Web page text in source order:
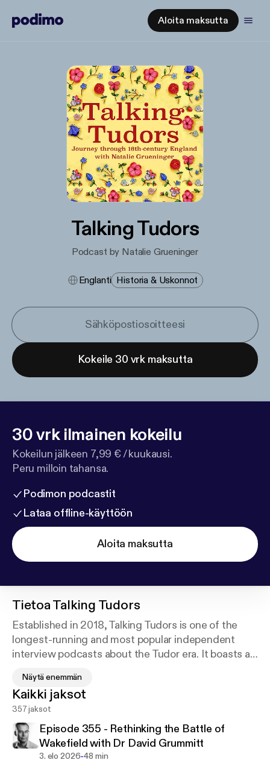
Aloita maksutta
Talking Tudors
Podcast by Natalie Grueninger
Englanti Historia & Uskonnot
Kokeile 30 vrk maksutta
30 vrk ilmainen kokeilu
Kokeilun jälkeen 7,99 € / kuukausi.
Peru milloin tahansa.
Podimon podcastit
Lataa offline-käyttöön
Aloita maksutta
TietoaTalking Tudors
Established in 2018, Talking Tudors is one of the
longest-running and most popular independent
interview podcasts about the Tudor era. It boasts an
in excess of 4 million times. In each episode, creator
and host Natalie Grueninger speaks with esteemed
historians and other experts about a wide range of
subjects associated with Tudor England. Listen on
Apple Podcasts, Spotify, the Podbean app, or
wherever you get your podcasts.
Näytä enemmän
Kaikki jaksot
357 jaksot
Episode 355 - Rethinking the Battle of
Wakefield with Dr David Grummitt
3. elo 2026-48 min